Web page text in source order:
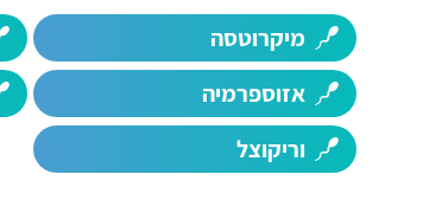
מיקרוטסה
אזוספרמיה
וריקוצל